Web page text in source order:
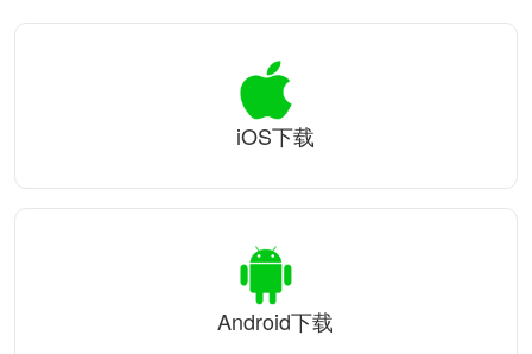
iOS下载
Android下载